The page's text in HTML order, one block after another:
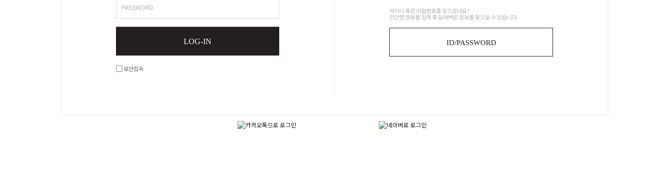
PASSWORD
LOG-IN
보안접속
아이디 혹은 비밀번호를 잊으셨나요?
간단한 정보를 입력 후 잃어버린 정보를 찾으실 수 있습니다.
ID/PASSWORD